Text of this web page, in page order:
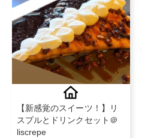
【新感覚のスイーツ！】リ
スプルとドリンクセット＠
liscrepe